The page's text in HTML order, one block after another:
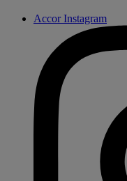
Accor Instagram